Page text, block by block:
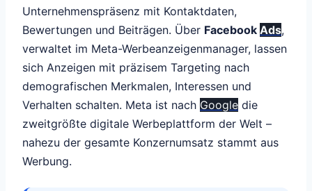
Unternehmenspräsenz mit Kontaktdaten,
Bewertungen und Beiträgen. Über Facebook Ads,
verwaltet im Meta-Werbeanzeigenmanager, lassen
sich Anzeigen mit präzisem Targeting nach
demografischen Merkmalen, Interessen und
Verhalten schalten. Meta ist nach Google die
zweitgrößte digitale Werbeplattform der Welt –
nahezu der gesamte Konzernumsatz stammt aus
Werbung.